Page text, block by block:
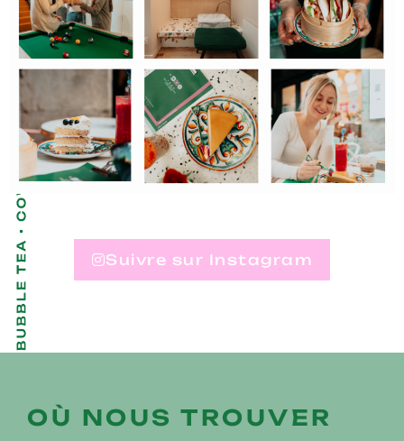
Suivre sur Instagram
OÙ NOUS TROUVER